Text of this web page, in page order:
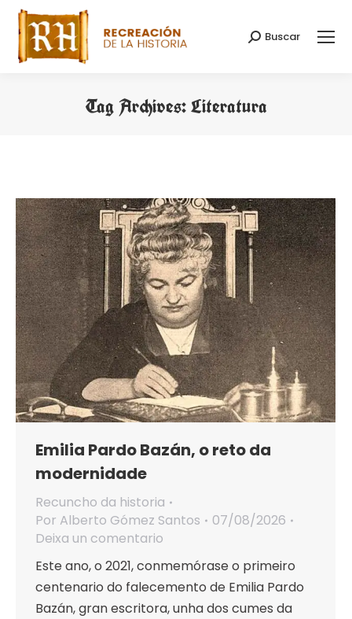
Search:
Buscar
Tag Archives:Literatura
Emilia Pardo Bazán, o reto da
modernidade
Recuncho da historia
Por Alberto Gómez Santos
07/08/2026
Deixa un comentario
Este ano, o 2021, conmemórase o primeiro
centenario do falecemento de Emilia Pardo
Bazán, gran escritora, unha dos cumes da